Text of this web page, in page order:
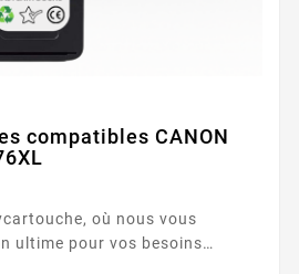
compatibles CANON
où nous vous
ultime pour vos besoins